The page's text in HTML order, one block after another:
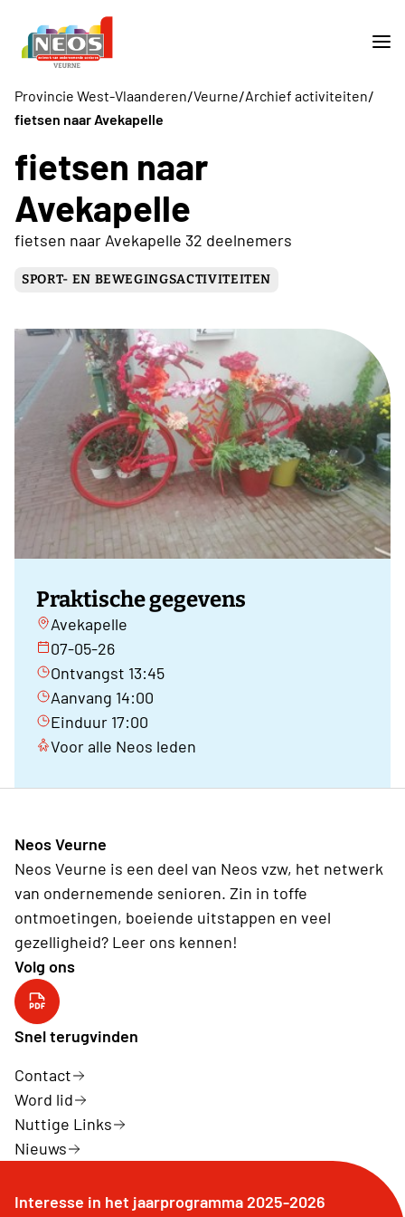
Provincie West-Vlaanderen/Veurne/Archief activiteiten/
fietsen naar Avekapelle
fietsen naar
Avekapelle
fietsen naar Avekapelle 32 deelnemers
SPORT- EN BEWEGINGSACTIVITEITEN
Praktische gegevens
Avekapelle
07-05-26
Ontvangst 13:45
Aanvang 14:00
Einduur 17:00
Voor alle Neos leden
Neos Veurne
Neos Veurne is een deel van Neos vzw, het netwerk
van ondernemende senioren. Zin in toffe
ontmoetingen, boeiende uitstappen en veel
gezelligheid? Leer ons kennen!
Volg ons
Snel terugvinden
Contact
Word lid
Nuttige Links
Nieuws
Interesse in het jaarprogramma 2025-2026